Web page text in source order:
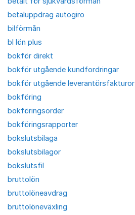
betaluppdrag autogiro
bilförmån
bl lön plus
bokför direkt
bokför utgående kundfordringar
bokför utgående leverantörsfakturor
bokföring
bokföringsorder
bokföringsrapporter
bokslutsbilaga
bokslutsbilagor
bokslutsfil
bruttolön
bruttolöneavdrag
bruttolöneväxling